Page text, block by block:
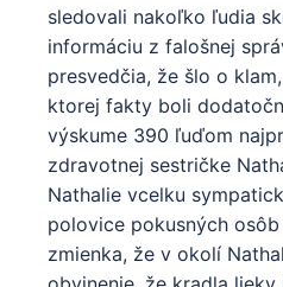
sledovali nakoľko ľudia
informáciu z falošnej
presvedčia, že šlo o
ktorej fakty boli
výskume 390 ľuďom
zdravotnej sestričke
Nathalie vcelku
polovice pokusných
zmienka, že v okolí